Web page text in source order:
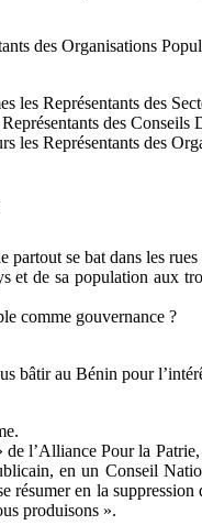
des Organisations
les Représentants des
des
les Représentants des
partout se bat dans les
et de sa population aux
comme gouvernance ?
bâtir au Bénin pour
l’Alliance Pour la
en un Conseil
résumer en la
produisons ».